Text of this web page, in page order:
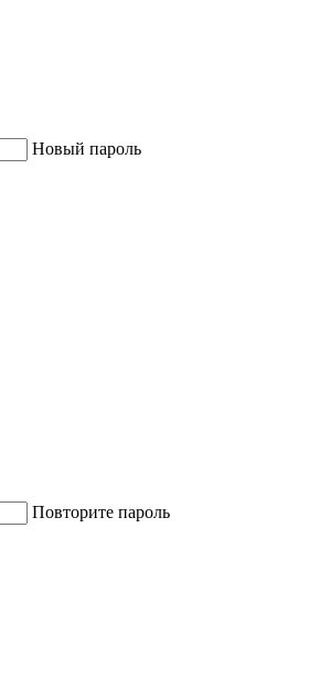
Новый пароль
Повторите пароль